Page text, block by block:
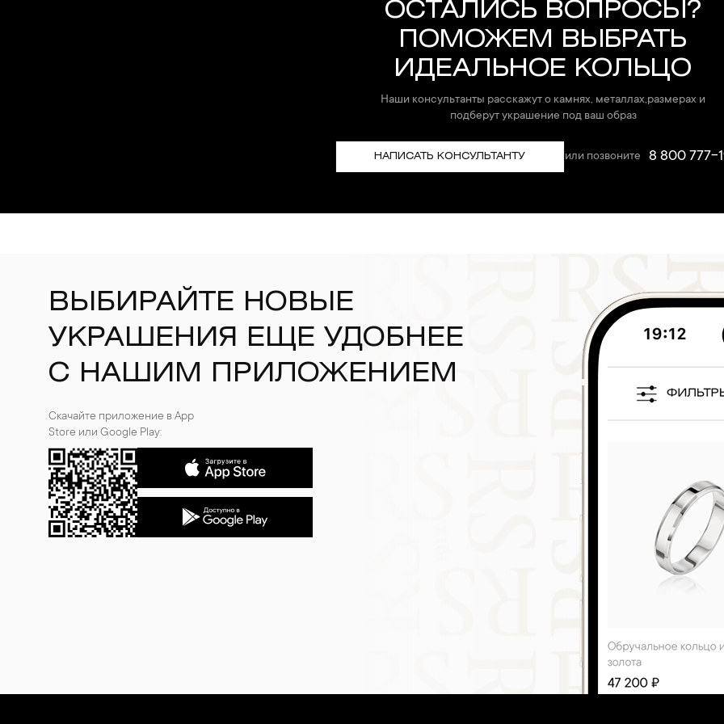
ОСТАЛИСЬ ВОПРОСЫ?
ПОМОЖЕМ ВЫБРАТЬ
ИДЕАЛЬНОЕ КОЛЬЦО
Наши консультанты расскажут о камнях, металлах,размерах и
подберут украшение под ваш образ
НАПИСАТЬ КОНСУЛЬТАНТУ или позвоните 8 800 777-
ВЫБИРАЙТЕ НОВЫЕ
УКРАШЕНИЯ ЕЩЕ УДОБНЕЕ
С НАШИМ ПРИЛОЖЕНИЕМ
Скачайте приложение в App
Store или Google Play: